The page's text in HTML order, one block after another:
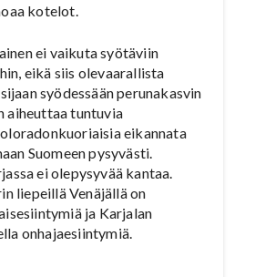
kotelot.
ei vaikuta syötäviin
eikä siis olevaarallista
syödessään perunakasvin
aiheuttaa tuntuvia
eikannata
Suomeen pysyvästi.
ei olepysyvää kantaa.
liepeillä Venäjällä on
ja Karjalan
onhajaesiintymiä.